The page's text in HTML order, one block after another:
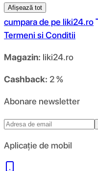
Afișează tot
cumpara de pe liki24.ro
Termeni si Conditii
Magazin: liki24.ro
Cashback: 2 %
Abonare newsletter
Aplicație de mobil